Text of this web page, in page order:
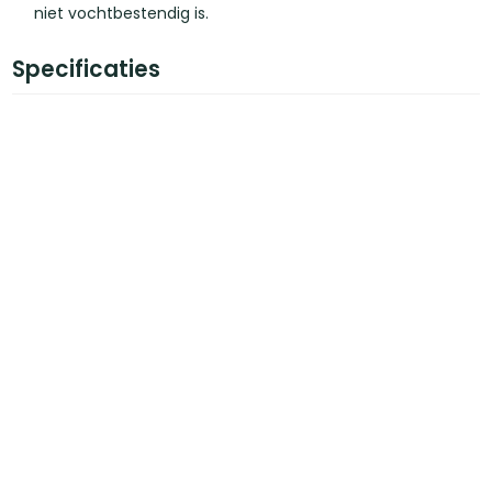
niet vochtbestendig is.
Specificaties